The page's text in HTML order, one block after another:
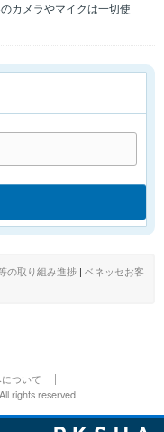
カメラやマイクは一切使
の取り組み進捗 | ベネッセお客
ついて
rights reserved